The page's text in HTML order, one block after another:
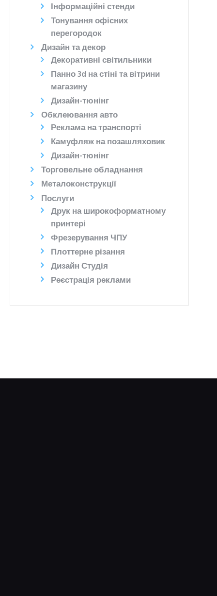
Інформаційні стенди
Тонування офісних
перегородок
Дизайн та декор
Декоративні світильники
Панно 3d на стіні та вітрини
магазину
Дизайн-тюнінг
Обклеювання авто
Реклама на транспорті
Камуфляж на позашляховик
Дизайн-тюнінг
Торговельне обладнання
Металоконструкції
Послуги
Друк на широкоформатному
принтері
Фрезерування ЧПУ
Плоттерне різання
Дизайн Студія
Реєстрація реклами